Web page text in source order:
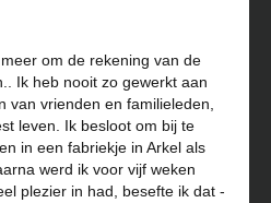
om de rekening van de
Ik heb nooit zo gewerkt aan
van vrienden en familieleden,
leven. Ik besloot om bij te
in een fabriekje in Arkel als
werd ik voor vijf weken
plezier in had, besefte ik dat -